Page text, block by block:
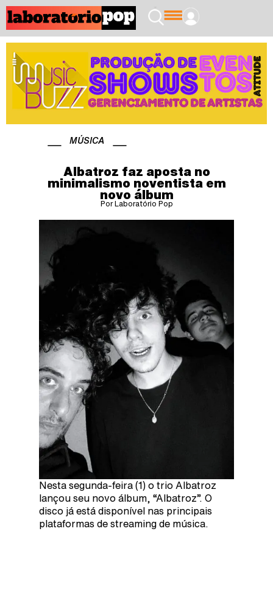
MÚSICA
Albatroz faz aposta no
minimalismo noventista em
novo álbum
Por Laboratório Pop
Nesta segunda-feira (1) o trio Albatroz
lançou seu novo álbum, “Albatroz”. O
disco já está disponível nas principais
plataformas de streaming de música.